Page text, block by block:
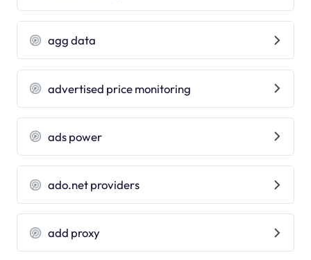
agg data
advertised price monitoring
ads power
ado.net providers
add proxy